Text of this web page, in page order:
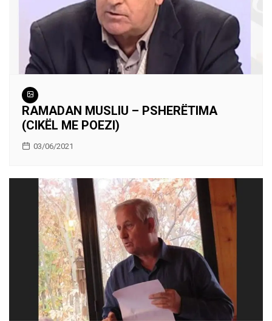
RAMADAN MUSLIU – PSHERËTIMA
(CIKËL ME POEZI)
03/06/2021